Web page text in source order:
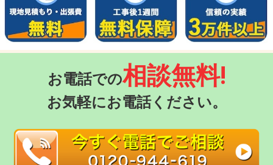
お電話での相談無料!
お気軽にお電話ください。